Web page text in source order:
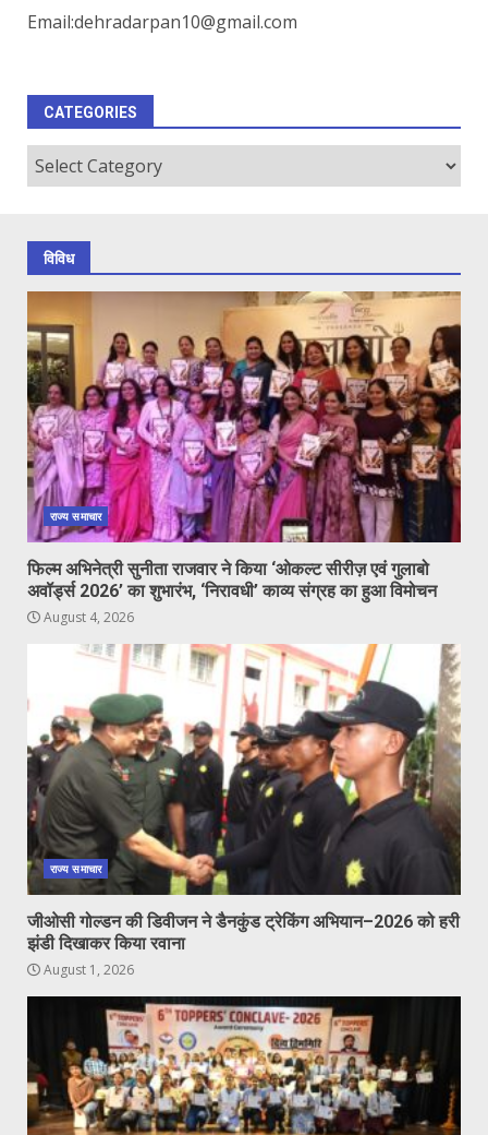
Email:dehradarpan10@gmail.com
CATEGORIES
Categories
विविध
राज्य समाचार
फिल्म अभिनेत्री सुनीता राजवार ने किया ‘ओकल्ट सीरीज़ एवं गुलाबो
अवॉर्ड्स 2026’ का शुभारंभ, ‘निरावधी’ काव्य संग्रह का हुआ विमोचन
August 4, 2026
राज्य समाचार
जीओसी गोल्डन की डिवीजन ने डैनकुंड ट्रेकिंग अभियान–2026 को हरी
झंडी दिखाकर किया रवाना
August 1, 2026